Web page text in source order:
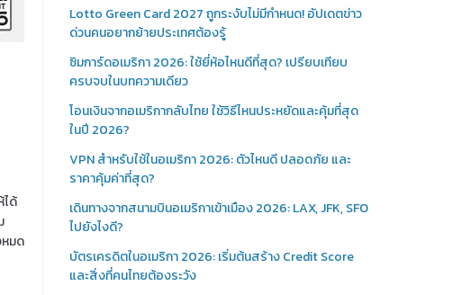
ได้
มด
Lotto Green Card 2027 ถูกระงับไม่มีกำหนด! อัปเดตข่าว
ด่วนคนอยากย้ายประเทศต้องรู้
ซิมการ์ดอเมริกา 2026: ใช้ยี่ห้อไหนดีที่สุด? เปรียบเทียบ
ครบจบในบทความเดียว
โอนเงินจากอเมริกากลับไทย ใช้วิธีไหนประหยัดและคุ้มที่สุด
ในปี 2026?
VPN สำหรับใช้ในอเมริกา 2026: ตัวไหนดี ปลอดภัย และ
ราคาคุ้มค่าที่สุด?
เดินทางจากสนามบินอเมริกาเข้าเมือง 2026: LAX, JFK, SFO
ไปยังไงดี?
บัตรเครดิตในอเมริกา 2026: เริ่มต้นสร้าง Credit Score
และสิ่งที่คนไทยต้องระวัง